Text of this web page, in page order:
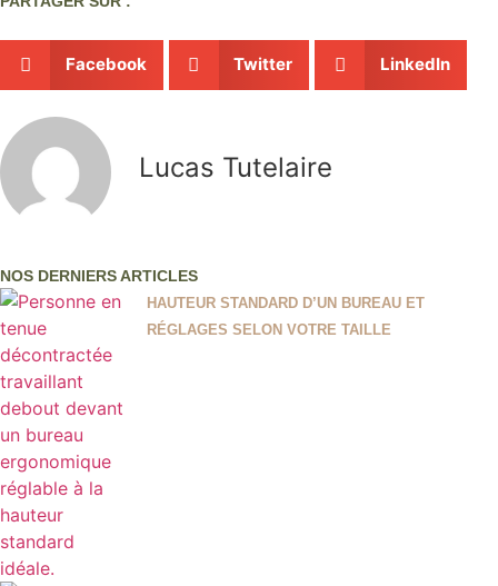
Facebook Twitter LinkedIn
Lucas Tutelaire
NOS DERNIERS ARTICLES
HAUTEUR STANDARD D’UN BUREAU ET
RÉGLAGES SELON VOTRE TAILLE